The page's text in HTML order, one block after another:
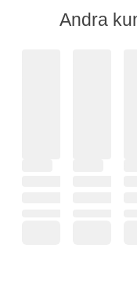
Andra